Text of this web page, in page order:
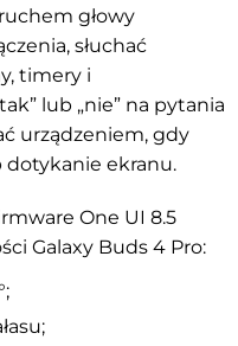
głowy
słuchać
timery i
lub „nie” na pytania
urządzeniem, gdy
ekranu.
One UI 8.5
Galaxy Buds 4 Pro: